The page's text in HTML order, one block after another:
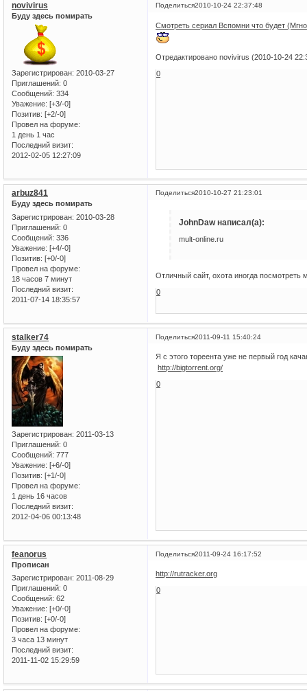
Поделиться2010-10-24 22:37:48
novivirus
Буду здесь помирать
Зарегистрирован: 2010-03-27
Приглашений: 0
Сообщений: 334
Уважение: [+3/-0]
Позитив: [+2/-0]
Провел на форуме:
1 день 1 час
Последний визит:
2012-02-05 12:27:09
Смотреть сериал Вспомни что будет
Отредактировано novivirus (2010-10-24
0
Поделиться2010-10-27 21:23:01
arbuz841
Буду здесь помирать
Зарегистрирован: 2010-03-28
Приглашений: 0
Сообщений: 336
Уважение: [+4/-0]
Позитив: [+0/-0]
Провел на форуме:
18 часов 7 минут
Последний визит:
2011-07-14 18:35:57
JohnDaw написал(а):
mult-online.ru
Отличный сайт, охота иногда посмотреть
0
Поделиться2011-09-11 15:40:24
stalker74
Буду здесь помирать
Зарегистрирован: 2011-03-13
Приглашений: 0
Сообщений: 777
Уважение: [+6/-0]
Позитив: [+1/-0]
Провел на форуме:
1 день 16 часов
Последний визит:
2012-04-06 00:13:48
Я с этого тореента уже не первый год
http://bigtorrent.org/
0
Поделиться2011-09-24 16:17:52
feanorus
Прописан
Зарегистрирован: 2011-08-29
Приглашений: 0
Сообщений: 62
Уважение: [+0/-0]
Позитив: [+0/-0]
Провел на форуме:
3 часа 13 минут
Последний визит:
2011-11-02 15:29:59
http://rutracker.org
0